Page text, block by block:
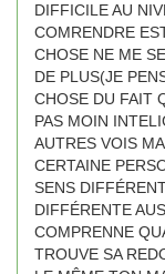
DIFFICILE AU
COMRENDRE
CHOSE NE ME
DE PLUS(JE
CHOSE DU FAIT
PAS MOIN
AUTRES VOIS
CERTAINE
SENS
DIFFÉRENTE
COMPRENNE
TROUVE SA